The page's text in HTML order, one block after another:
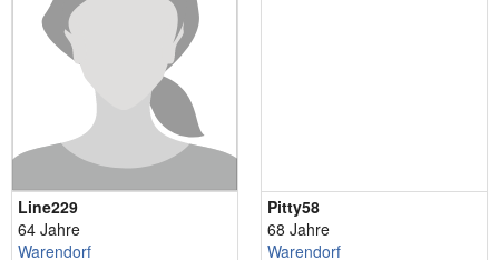
Line229
64 Jahre
Warendorf
Pitty58
68 Jahre
Warendorf